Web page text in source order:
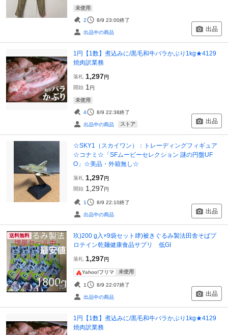
未使用
2 8/9 23:00終了
出品中の商品 出品
1円【1数】煮込みに/黒毛和牛バラかぶり1kg★4129
焼肉訳業務
落札 1,297円
開始 1 円
未使用
4 8/9 22:38終了
出品中の商品 ストア 出品
☆SKY1（スカイワン）：トレーディングフィギュア
☆コナミ☆「SFムービーセレクション 謎の円盤UF
O」☆美品・外箱無し☆
落札 1,297円
開始 1,297円
1 8/9 22:10終了
出品中の商品 出品
送料無料
玖)200 g入×9袋セット肆)被きぐるみ製法田舎そばプ
ロテイン乾麺健康食品サプリ 低GI
落札 1,297円
Yahoo!フリマ 未使用
1 8/9 22:07終了
出品中の商品 出品
1円【1数】煮込みに/黒毛和牛バラかぶり1kg★4129
焼肉訳業務